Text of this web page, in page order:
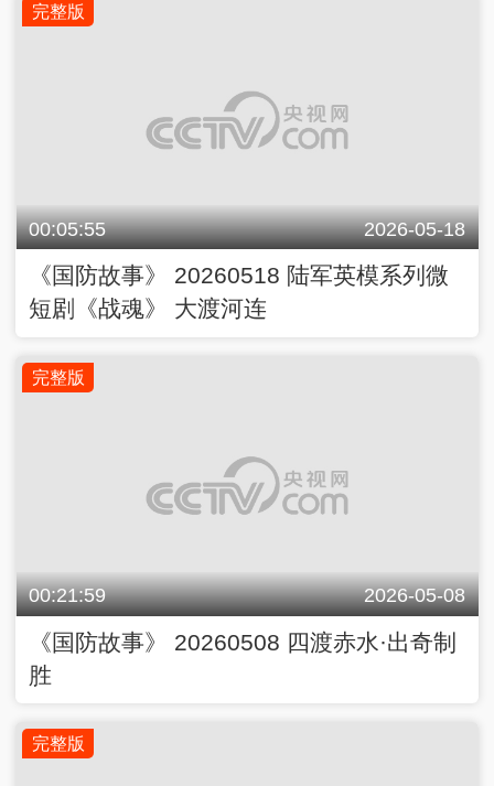
完整版
00:05:55 2026-05-18
《国防故事》 20260518 陆军英模系列微
短剧《战魂》 大渡河连
完整版
00:21:59 2026-05-08
《国防故事》 20260508 四渡赤水·出奇制
胜
完整版